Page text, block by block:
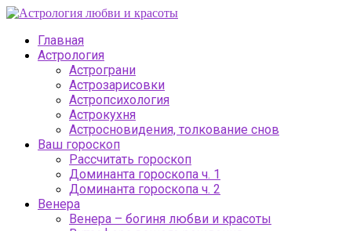
Главная
Астрология
Астрограни
Астрозарисовки
Астропсихология
Астрокухня
Астросновидения, толкование снов
Ваш гороскоп
Рассчитать гороскоп
Доминанта гороскопа ч. 1
Доминанта гороскопа ч. 2
Венера
Венера – богиня любви и красоты